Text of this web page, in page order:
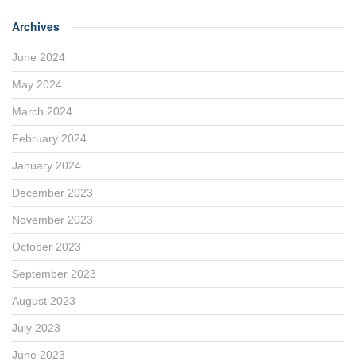
Archives
June 2024
May 2024
March 2024
February 2024
January 2024
December 2023
November 2023
October 2023
September 2023
August 2023
July 2023
June 2023